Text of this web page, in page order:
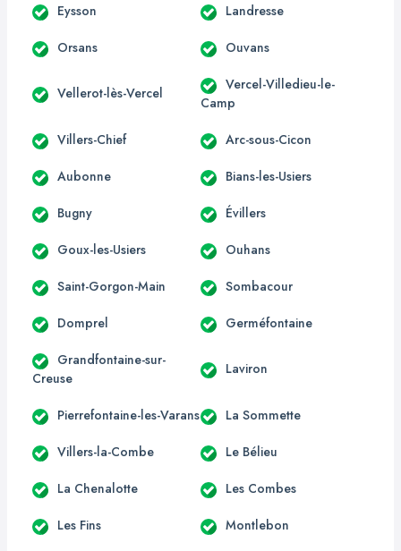
Eysson Landresse
Orsans Ouvans
Vellerot-lès-Vercel
Vercel-Villedieu-le-
Camp
Villers-Chief Arc-sous-Cicon
Aubonne Bians-les-Usiers
Bugny Évillers
Goux-les-Usiers Ouhans
Saint-Gorgon-Main Sombacour
Domprel Germéfontaine
Grandfontaine-sur-
Creuse
Laviron
Pierrefontaine-les-Varans La Sommette
Villers-la-Combe Le Bélieu
La Chenalotte Les Combes
Les Fins Montlebon